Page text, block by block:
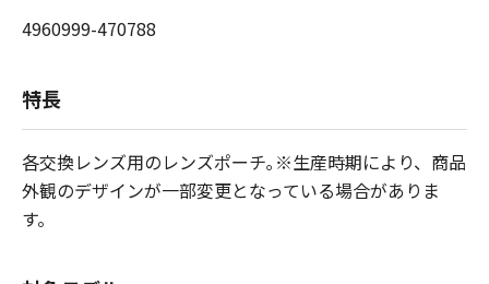
4960999-470788
特長
各交換レンズ用のレンズポーチ｡※生産時期により、商品
外観のデザインが一部変更となっている場合がありま
す。